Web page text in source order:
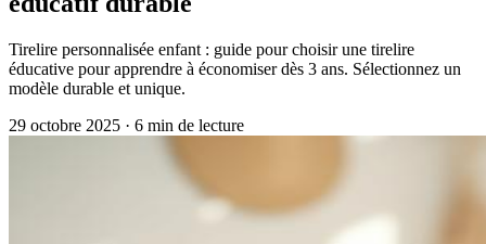
Tirelire personnalisée enfant : guide pour choisir une tirelire
éducative pour apprendre à économiser dès 3 ans. Sélectionnez un
modèle durable et unique.
29 octobre 2025 · 6 min de lecture